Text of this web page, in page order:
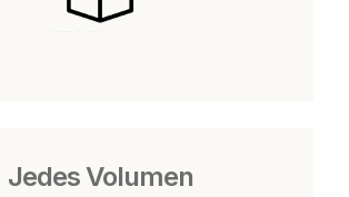
Jedes Volumen